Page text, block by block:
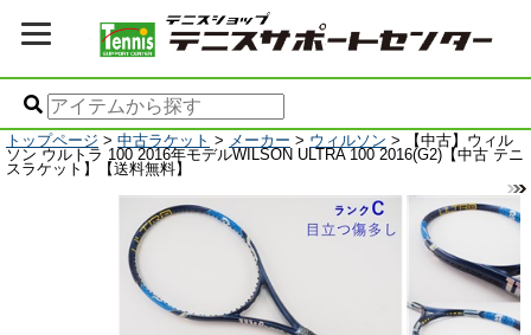
トップページ > 中古ラケット > メーカー > ウィルソン > 【中古】ウィル
ソン ウルトラ 100 2016年モデルWILSON ULTRA 100 2016(G2)【中古 テニ
スラケット】【送料無料】